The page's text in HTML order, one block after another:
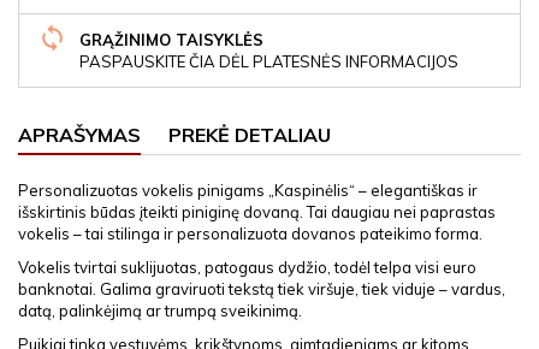
GRĄŽINIMO TAISYKLĖS
PASPAUSKITE ČIA DĖL PLATESNĖS INFORMACIJOS
APRAŠYMAS PREKĖ DETALIAU
Personalizuotas vokelis pinigams „Kaspinėlis“ – elegantiškas ir
išskirtinis būdas įteikti piniginę dovaną. Tai daugiau nei paprastas
vokelis – tai stilinga ir personalizuota dovanos pateikimo forma.
Vokelis tvirtai suklijuotas, patogaus dydžio, todėl telpa visi euro
banknotai. Galima graviruoti tekstą tiek viršuje, tiek viduje – vardus,
datą, palinkėjimą ar trumpą sveikinimą.
Puikiai tinka vestuvėms, krikštynoms, gimtadieniams ar kitoms